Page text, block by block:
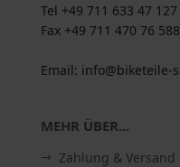
Tel +49 711 633 47 127
Fax +49 711 470 76 588
Email: info@biketeile-
MEHR ÜBER...
Zahlung & Versand